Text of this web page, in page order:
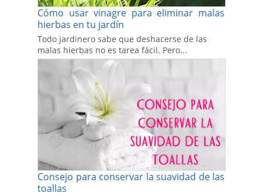
Cómo usar vinagre para eliminar malas
hierbas en tu jardín
Todo jardinero sabe que deshacerse de las
malas hierbas no es tarea fácil. Pero...
Consejo para conservar la suavidad de las
toallas